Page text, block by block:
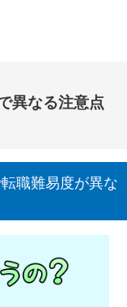
異なる注意点
職難易度が異な